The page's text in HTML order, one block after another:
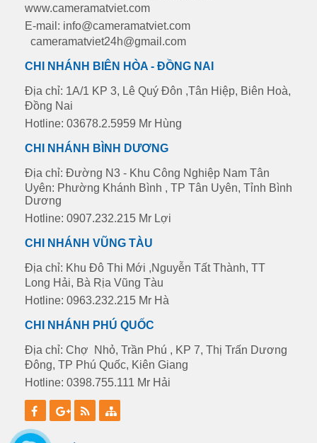
www.cameramatviet.com
E-mail: info@cameramatviet.com
cameramatviet24h@gmail.com
CHI NHÁNH BIÊN HÒA - ĐỒNG NAI
Địa chỉ: 1A/1 KP 3, Lê Quý Đôn ,Tân Hiệp, Biên Hoà,
Đồng Nai
Hotline: 03678.2.5959 Mr Hùng
CHI NHÁNH BÌNH DƯƠNG
Địa chỉ: Đường N3 - Khu Công Nghiệp Nam Tân
Uyên: Phường Khánh Bình , TP Tân Uyên, Tỉnh Bình
Dương
Hotline: 0907.232.215 Mr Lợi
CHI NHÁNH VŨNG TÀU
Địa chỉ: Khu Đô Thi Mới ,Nguyễn Tất Thành, TT
Long Hải, Bà Rịa Vũng Tàu
Hotline: 0963.232.215 Mr Hà
CHI NHÁNH PHÚ QUỐC
Địa chỉ: Chợ Nhỏ, Trần Phú , KP 7, Thị Trấn Dương
Đông, TP Phú Quốc, Kiên Giang
Hotline: 0398.755.111 Mr Hải